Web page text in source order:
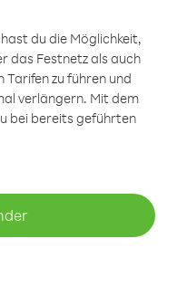
du die Möglichkeit,
das Festnetz als auch
Tarifen zu führen und
verlängern. Mit dem
bei bereits geführten